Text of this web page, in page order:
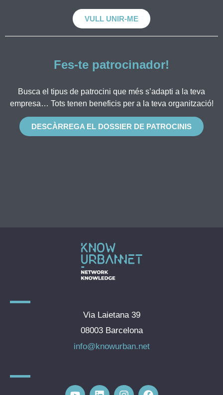
VULL UNIR-ME
Fes-te patrocinador!
Busca el tipus de patrocini que més s’adapti a la teva
empresa… Tots tenen beneficis per a la teva organització!
DESCÀRREGA EL DOSSIER DE PATROCINIS
Via Laietana 39
08003 Barcelona
info@knowurban.net